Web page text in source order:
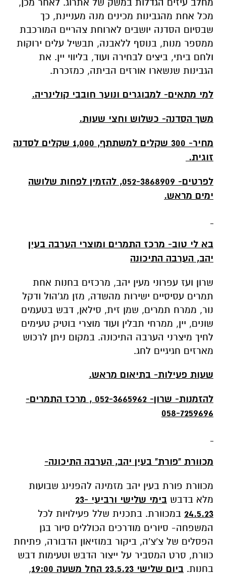
מכל אחת מהגבינות מכינים מנה מעניינת, כך
שבסיום הסדנה יושבים לארוחת צהריים המורכבת
ממספר מנות, בנוסף ללאבנה, תבשיל עלים ירוקות
ולחם ביתי, ביצים לבחירה ועוד, בליווי יין. את
הגבינות שנשארו אורזים הביתה, כמזכרת.
למי מתאים- למבוגרים ונוער חובבי קולינריה.
משך הסדנה- כשלוש וחצי שעות.
מחיר- 300 שקלים למשתתף, 1,000 שקלים לסדנה
זוגית.
לפרטים- 052-3868909, להזמין לפחות שלושה
ימים מראש.
בא לי טוב- מרכז התמרים ומוצרי הערבה בעין
יהב, הערבה התיכונה
שרון ועז עפרוני מעין יהב, מרכזים בחנות אחת
תמרים עסיסיים ישירות מהשדה, מזן מג'הול ודקל
נור, ממרח תמרים, שמן זית, סילאן, דבש בטעמים
שונים, יין, ממרחי תבלין ועוד מוצרי בוטיק טעימים
לחיך מיצרני הערבה התיכונה. במקום ניתן לרכוש
מארזים חגיגיים לחג.
שעות פעילות- בתיאום מראש.
להזמנות- שרון- 052-3665962 , מרכז התמרים-
058-7259696
מכוורת "פורת" בעין יהב, הערבה התיכונה-
מכוורת פורת בעין יהב מזמינה להפנינג שבועות
מלא בדבש
בימי שלישי ורביעי 23-
24.5.23 במכוורת. בתכנית שלל פעילויות לכל
המשפחה- סיורים מודרכים הכוללים סיור בגן
הפסלים של צ'צ'ה, ביקור במוזיאון הדבורה, פתיחת
כוורת, סרט המסביר על ייצור הדבש וטעימות דבש
בחנות. ביום שלישי 23.5.23 החל משעה 19:00
,